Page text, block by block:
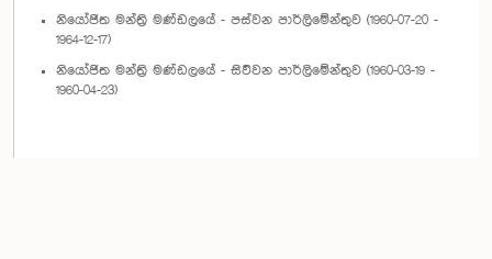
නියෝජිත මන්ත්‍රි මණ්ඩලයේ - පස්වන පාර්ලිමේන්තුව (1960-07-20 -
1964-12-17)
නියෝජිත මන්ත්‍රි මණ්ඩලයේ - සිව්වන පාර්ලිමේන්තුව (1960-03-19 -
1960-04-23)